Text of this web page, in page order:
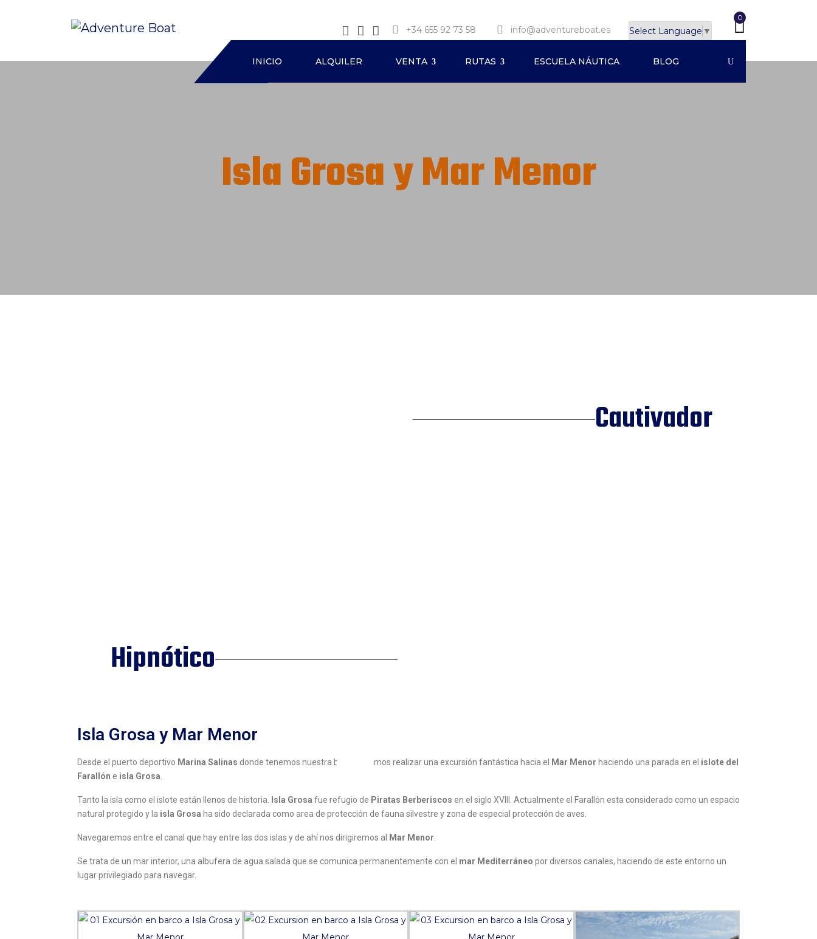
+34 655 92 73 58 info@adventureboat.es Select Language ▼
0
INICIO ALQUILER VENTA RUTAS ESCUELA NÁUTICA BLOG
Isla Grosa y Mar Menor
Cautivador
Hipnótico
Isla Grosa y Mar Menor
Desde el puerto deportivo Marina Salinas donde tenemos nuestra base podemos realizar una excursión fantástica hacia el Mar Menor haciendo una parada en el islote del
Farallón e isla Grosa
Tanto la isla como el islote están llenos de historia. Isla Grosa fue refugio de Piratas Berberiscos en el siglo XVIII. Actualmente el Farallón esta considerado como un espacio
natural protegido y la isla Grosa ha sido declarada como area de protección de fauna silvestre y zona de especial protección de aves.
Navegaremos entre el canal que hay entre las dos islas y de ahí nos dirigiremos al Mar Menor
Se trata de un mar interior, una albufera de agua salada que se comunica permanentemente con el mar Mediterráneo por diversos canales, haciendo de este entorno un
lugar privilegiado para navegar.